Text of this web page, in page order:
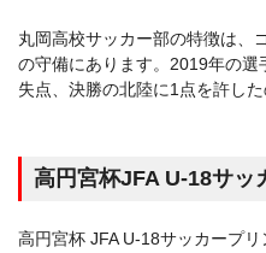
丸岡高校サッカー部の特徴は、
の守備にあります。2019年の
失点、決勝の北陸に1点を許した
高円宮杯JFA U-18サッ
高円宮杯 JFA U-18サッカープ